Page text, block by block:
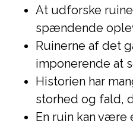
At udforske
spændende
Ruinerne af det
imponerende at
Historien har
storhed og fald,
En ruin kan være